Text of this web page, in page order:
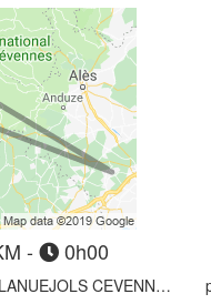
- 0h00
RANDAL BISON LANUEJOLS CEVENNES 250 km